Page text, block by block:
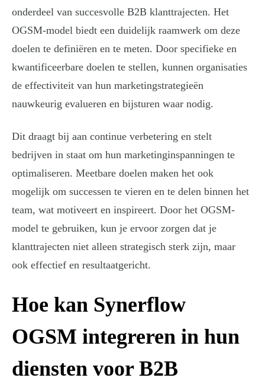
onderdeel van succesvolle B2B klanttrajecten. Het
OGSM-model biedt een duidelijk raamwerk om deze
doelen te definiëren en te meten. Door specifieke en
kwantificeerbare doelen te stellen, kunnen organisaties
de effectiviteit van hun marketingstrategieën
nauwkeurig evalueren en bijsturen waar nodig.
Dit draagt bij aan continue verbetering en stelt
bedrijven in staat om hun marketinginspanningen te
optimaliseren. Meetbare doelen maken het ook
mogelijk om successen te vieren en te delen binnen het
team, wat motiveert en inspireert. Door het OGSM-
model te gebruiken, kun je ervoor zorgen dat je
klanttrajecten niet alleen strategisch sterk zijn, maar
ook effectief en resultaatgericht.
Hoe kan Synerflow
OGSM integreren in hun
diensten voor B2B